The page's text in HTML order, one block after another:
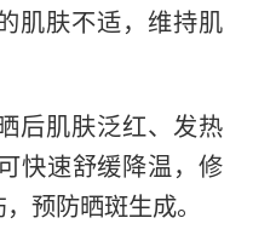
肌肤不适，维持肌
后肌肤泛红、发热
快速舒缓降温，修
预防晒斑生成。